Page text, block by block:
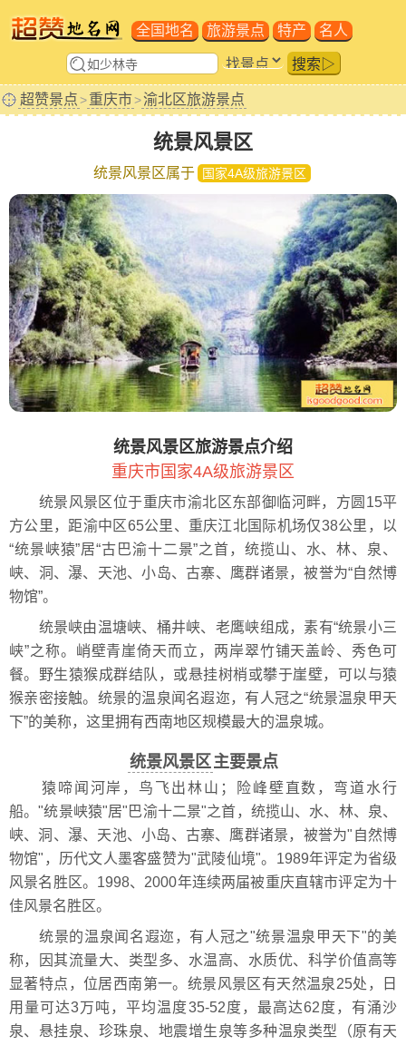
全国地名 旅游景点 特产 名人
搜索▷
超赞景点>重庆市>渝北区旅游景点
统景风景区
统景风景区属于 国家4A级旅游景区
统景风景区旅游景点介绍
重庆市国家4A级旅游景区
统景风景区位于重庆市渝北区东部御临河畔，方圆15平
方公里，距渝中区65公里、重庆江北国际机场仅38公里，以
“统景峡猿”居“古巴渝十二景”之首，统揽山、水、林、泉、
峡、洞、瀑、天池、小岛、古寨、鹰群诸景，被誉为“自然博
物馆”。
统景峡由温塘峡、桶井峡、老鹰峡组成，素有“统景小三
峡”之称。峭壁青崖倚天而立，两岸翠竹铺天盖岭、秀色可
餐。野生猿猴成群结队，或悬挂树梢或攀于崖壁，可以与猿
猴亲密接触。统景的温泉闻名遐迩，有人冠之“统景温泉甲天
下”的美称，这里拥有西南地区规模最大的温泉城。
统景风景区主要景点
猿啼闻河岸，鸟飞出林山；险峰壁直数，弯道水行
船。"统景峡猿"居"巴渝十二景"之首，统揽山、水、林、泉、
峡、洞、瀑、天池、小岛、古寨、鹰群诸景，被誉为"自然博
物馆"，历代文人墨客盛赞为"武陵仙境"。1989年评定为省级
风景名胜区。1998、2000年连续两届被重庆直辖市评定为十
佳风景名胜区。
统景的温泉闻名遐迩，有人冠之"统景温泉甲天下"的美
称，因其流量大、类型多、水温高、水质优、科学价值高等
显著特点，位居西南第一。统景风景区有天然温泉25处，日
用量可达3万吨，平均温度35-52度，最高达62度，有涌沙
泉、悬挂泉、珍珠泉、地震增生泉等多种温泉类型（原有天